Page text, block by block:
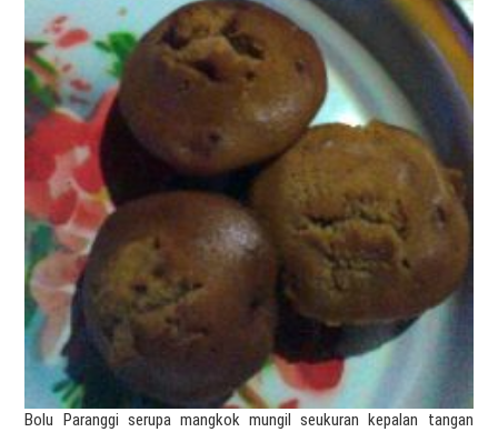
Bolu Paranggi serupa mangkok mungil seukuran kepalan tangan